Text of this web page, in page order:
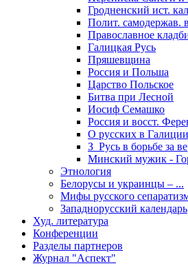
Гродненский ист.
Полит. самодержав.
Православное
Галицкая Русь
Пряшевщина
Россия и Польша
Царство Польское
Битва при Лесной
Иосиф Семашко
Россия и восст.
О русских в Галиции
З_Русь в борьбе за
Минский мужик -
Этнология
Белорусы и украинцы – ...
Мифы русского
Западнорусский календарь
Худ. литература
Конференции
Разделы партнеров
Журнал "Аспект"